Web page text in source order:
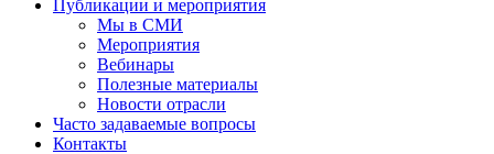
Публикации и мероприятия
Мы в СМИ
Мероприятия
Вебинары
Полезные материалы
Новости отрасли
Часто задаваемые вопросы
Контакты